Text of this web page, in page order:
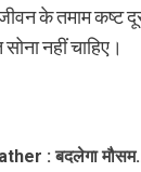
के तमाम कष्ट
नहीं चाहिए।
: बदलेगा